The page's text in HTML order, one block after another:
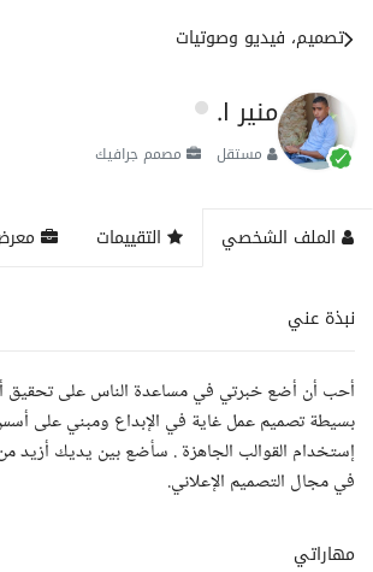
تصميم، فيديو وصوتيات
منير ا.
مستقل مصمم جرافيك
الملف الشخصي التقييمات
نبذة عني
أحب أن أضع خبرتي في مساعدة الناس على تحقيق
بسيطة تصميم عمل غاية في الإبداع ومبني على
في مجال التصميم الإعلاني.
مهاراتي